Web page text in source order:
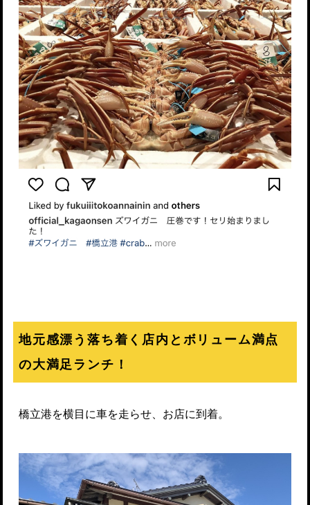
地元感漂う落ち着く店内とボリューム満点
の大満足ランチ！
橋立港を横目に車を走らせ、お店に到着。